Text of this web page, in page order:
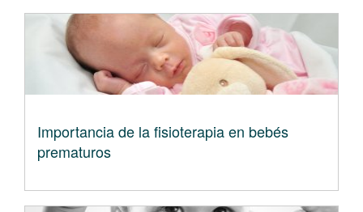
Importancia de la fisioterapia en bebés
prematuros